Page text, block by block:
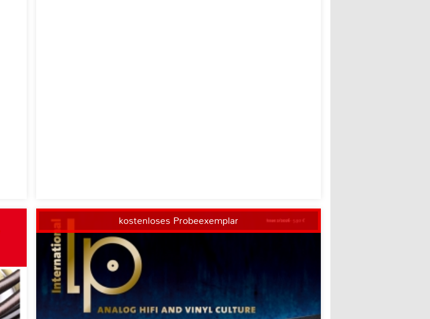
kostenloses Probeexemplar